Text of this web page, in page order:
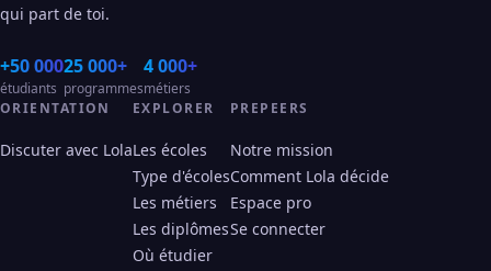
qui part de toi.
+50 000
étudiants
25 000+
programmes
4 000+
métiers
ORIENTATION
Discuter avec Lola
EXPLORER
Les écoles
Type d'écoles
Les métiers
Les diplômes
Où étudier
PREPEERS
Notre mission
Comment Lola décide
Espace pro
Se connecter